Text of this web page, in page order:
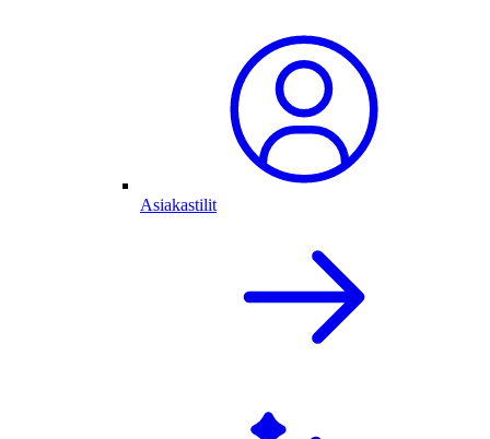
Asiakastilit